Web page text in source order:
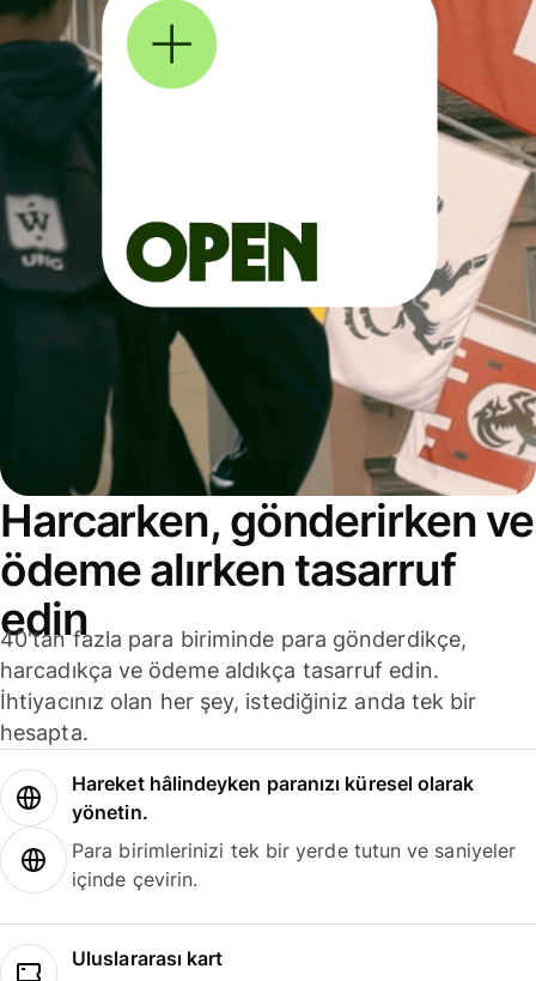
Harcarken, gönderirken ve
ödeme alırken tasarruf
edin
40'tan fazla para biriminde para gönderdikçe,
harcadıkça ve ödeme aldıkça tasarruf edin.
İhtiyacınız olan her şey, istediğiniz anda tek bir
hesapta.
Hareket hâlindeyken paranızı küresel olarak
yönetin.
Para birimlerinizi tek bir yerde tutun ve saniyeler
içinde çevirin.
Uluslararası kart